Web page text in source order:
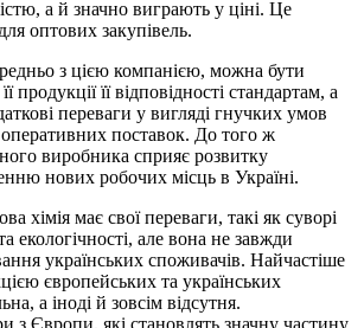
а й значно виграють у ціні. Це
оптових закупівель.
з цією компанією, можна бути
продукції її відповідності стандартам, а
переваги у вигляді гнучких умов
оперативних поставок. До того ж
виробника сприяє розвитку
нових робочих місць в Україні.
хімія має свої переваги, такі як суворі
екологічності, але вона не завжди
українських споживачів. Найчастіше
європейських та українських
а іноді й зовсім відсутня.
з Європи, які становлять значну частину